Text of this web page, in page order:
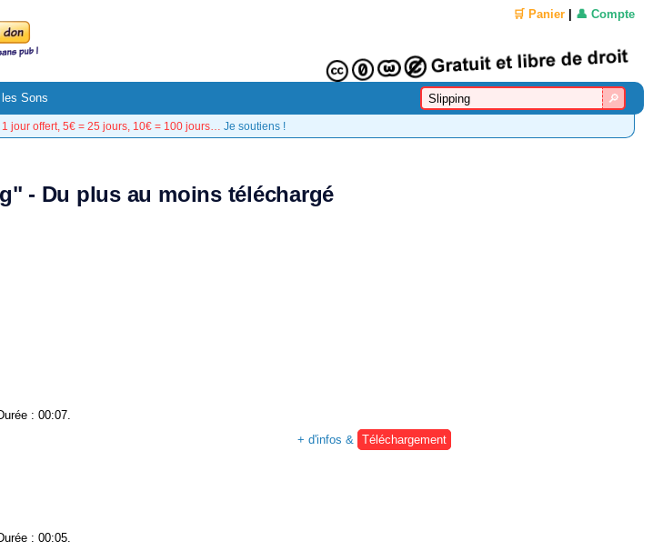
🛒 Panier 👤 Compte
Sons
1 jour offert, 5€ = 25 jours, 10€ = 100 jours… Je soutiens !
- Du plus au moins téléchargé
: 00:07.
+ d'infos &
Téléchargement
: 00:05.